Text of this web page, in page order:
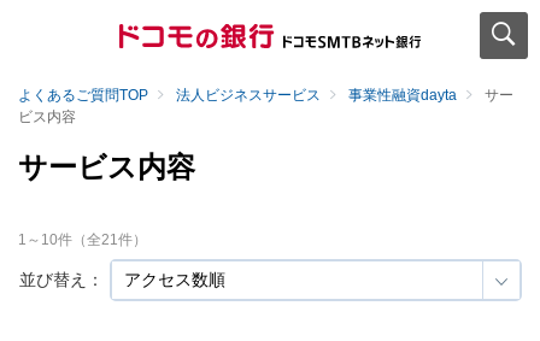
よくあるご質問TOP 法人ビジネスサービス 事業性融資dayta
サー
ビス内容
サービス内容
並び替え：
1 ～ 10件（全21件）